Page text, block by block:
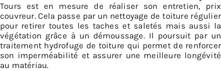
Tours est en mesure de réaliser son entretien, prix
couvreur. Cela passe par un nettoyage de toiture régulier
pour retirer toutes les taches et saletés mais aussi la
végétation grâce à un démoussage. Il poursuit par un
traitement hydrofuge de toiture qui permet de renforcer
son imperméabilité et assurer une meilleure longévité
au matériau.